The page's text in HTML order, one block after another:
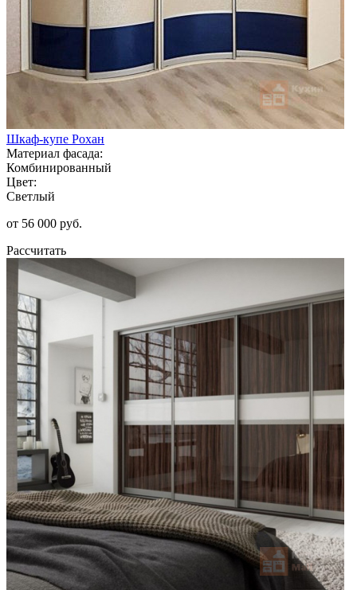
Шкаф-купе Рохан
Материал фасада:
Комбинированный
Цвет:
Светлый
от 56 000 руб.
Рассчитать